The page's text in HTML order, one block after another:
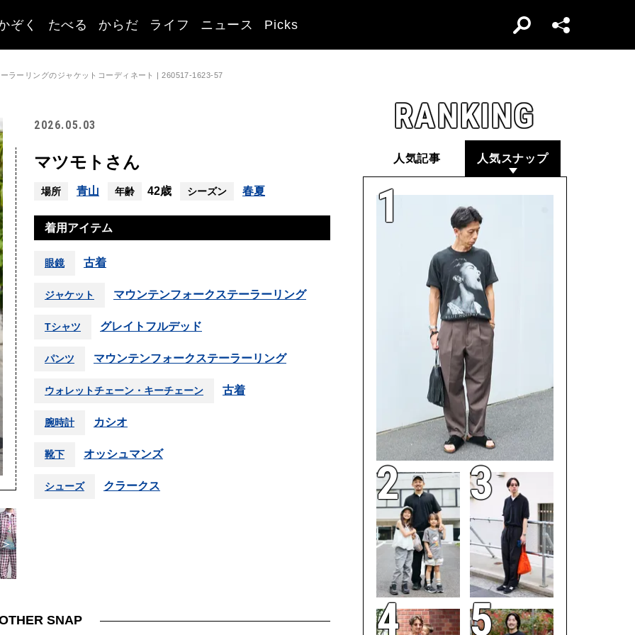
ぞく たべる からだ ライフ ニュース Picks
ラーリングのジャケットコーディネート | 260517-1623-57
2026.05.03
マツモトさん
場所 青山 年齢 42歳 シーズン 春夏
着用アイテム
眼鏡 古着
ジャケット マウンテンフォークステーラーリング
Tシャツ グレイトフルデッド
パンツ マウンテンフォークステーラーリング
ウォレットチェーン・キーチェーン 古着
腕時計 カシオ
靴下 オッシュマンズ
シューズ クラークス
SNAP
RANKING
人気記事 人気スナップ